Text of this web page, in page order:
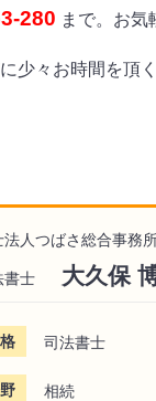
280 まで。お気
々お時間を頂
法人つばさ総合事務
書士 大久保
司法書士
相続